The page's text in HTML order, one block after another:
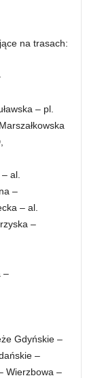
na trasach:
– pl.
al.
–
– al.
–
–
Gdyńskie –
–
Wierzbowa –